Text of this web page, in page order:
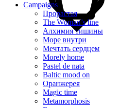
Campaigns
Прорастая
The Woman’s line
Алхимия тишины
Море внутри
Мечтать сердцем
Morely home
Pastel de nata
Baltic mood on
Оранжерея
Magic time
Metamorphosis